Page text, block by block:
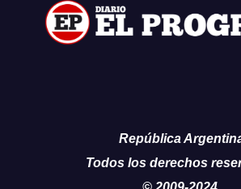
República
Todos los derechos